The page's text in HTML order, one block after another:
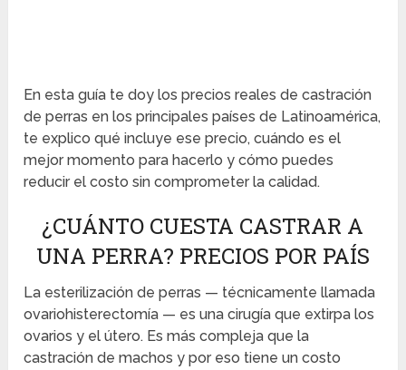
En esta guía te doy los precios reales de castración
de perras en los principales países de Latinoamérica,
te explico qué incluye ese precio, cuándo es el
mejor momento para hacerlo y cómo puedes
reducir el costo sin comprometer la calidad.
¿CUÁNTO CUESTA CASTRAR A
UNA PERRA? PRECIOS POR PAÍS
La esterilización de perras — técnicamente llamada
ovariohisterectomía — es una cirugía que extirpa los
ovarios y el útero. Es más compleja que la
castración de machos y por eso tiene un costo